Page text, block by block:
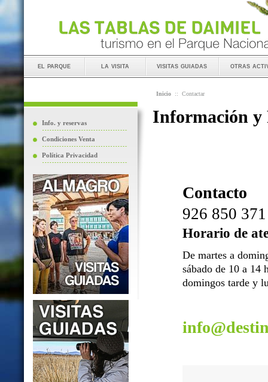
el parque la visita visitas guiadas otras
Info. y reservas
Condiciones Venta
Política Privacidad
Inicio :: Contactar
Información y
Contacto
926 850 371
Horario de
De martes a
sábado de 10 a 14
domingos tarde y